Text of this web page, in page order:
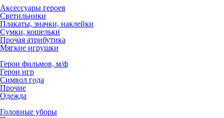
Аксессуары героев
Светильники
Плакаты, значки, наклейки
Сумки, кошельки
Прочая атрибутика
Мягкие игрушки
Герои фильмов, м/ф
Герои игр
Символ года
Прочие
Одежда
Головные уборы